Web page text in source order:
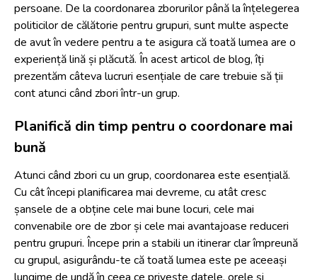
persoane. De la coordonarea zborurilor până la înțelegerea
politicilor de călătorie pentru grupuri, sunt multe aspecte
de avut în vedere pentru a te asigura că toată lumea are o
experiență lină și plăcută. În acest articol de blog, îți
prezentăm câteva lucruri esențiale de care trebuie să ții
cont atunci când zbori într-un grup.
Planifică din timp pentru o coordonare mai
bună
Atunci când zbori cu un grup, coordonarea este esențială.
Cu cât începi planificarea mai devreme, cu atât cresc
șansele de a obține cele mai bune locuri, cele mai
convenabile ore de zbor și cele mai avantajoase reduceri
pentru grupuri. Începe prin a stabili un itinerar clar împreună
cu grupul, asigurându-te că toată lumea este pe aceeași